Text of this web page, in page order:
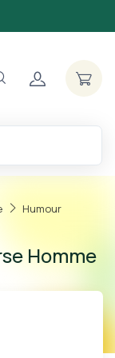
Humour
Homme